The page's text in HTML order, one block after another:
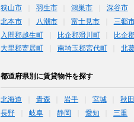
狭山市
羽生市 鴻巣市 深谷市
北本市
八潮市 富士見市 三郷
入間郡越生町
比企郡滑川町 比企
大里郡寄居町
南埼玉郡宮代町 北
都道府県別に賃貸物件を探す
北海道 青森 岩手 宮城 秋田
長野
岐阜 静岡 愛知 三重